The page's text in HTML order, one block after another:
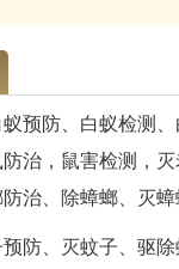
蚁预防、白蚁检测
治，鼠害检测，
治、除蟑螂、灭
防、灭蚊子、驱